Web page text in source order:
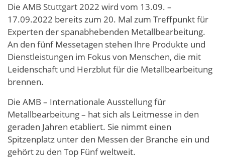
Die AMB Stuttgart 2022 wird vom 13.09. –
17.09.2022 bereits zum 20. Mal zum Treffpunkt für
Experten der spanabhebenden Metallbearbeitung.
An den fünf Messetagen stehen Ihre Produkte und
Dienstleistungen im Fokus von Menschen, die mit
Leidenschaft und Herzblut für die Metallbearbeitung
brennen.
Die AMB – Internationale Ausstellung für
Metallbearbeitung – hat sich als Leitmesse in den
geraden Jahren etabliert. Sie nimmt einen
Spitzenplatz unter den Messen der Branche ein und
gehört zu den Top Fünf weltweit.